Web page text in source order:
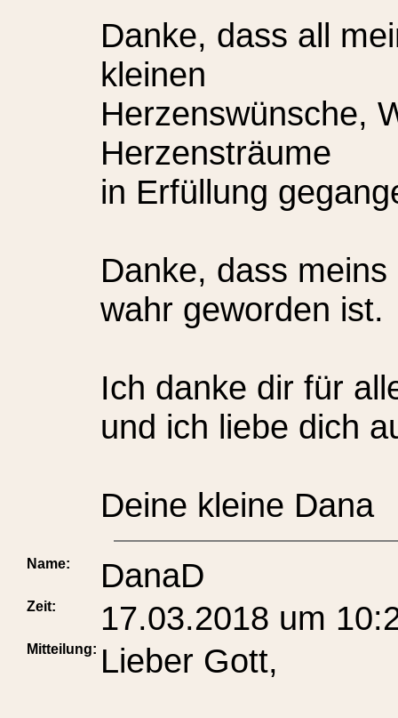
Danke, dass all
kleinen
Herzenswünsche,
Herzensträume
in Erfüllung
Danke, dass
wahr geworden ist.
Ich danke dir für
und ich liebe dich
Deine kleine Dana
Name: DanaD
Zeit: 17.03.2018 um
Mitteilung: Lieber Gott,